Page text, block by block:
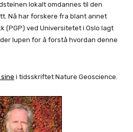
lokalt omdannes til den
Nå har forskere fra blant annet
(PGP) ved Universitetet i Oslo lagt
lupen for å forstå hvordan denne
i tidsskriftet Nature Geoscience.